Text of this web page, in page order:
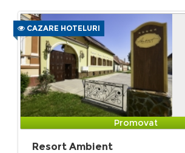
CAZARE HOTELURI
Promovat
Resort Ambient